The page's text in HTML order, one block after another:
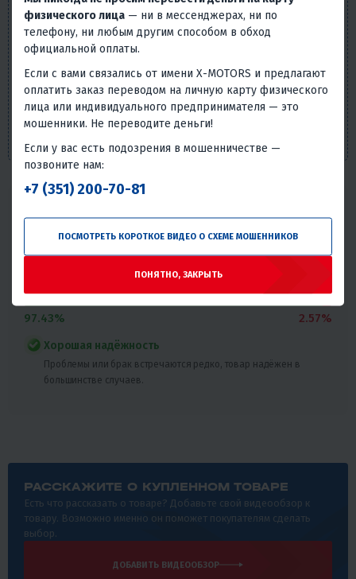
характеристики могут изменяться производителем без
предварительных уведомлений. Описание носит
справочно-ознакомительный характер и не может
служить основанием для претензий. Вся представленная
на сайте информация, касающаяся технических
характеристик, наличия на складе, стоимости товаров,
носит информационный характер и ни при каких
условиях не является публичной офертой, определяемой
положениями п. 2 ст. 437 Гражданского кодекса РФ.
покупателей и количестве обращений в сервис с этим
97.43% 2.57%
Хорошая надёжность
Проблемы или брак встречаются редко, товар надёжен в
большинстве случаев.
РАССКАЖИТЕ О КУПЛЕННОМ ТОВАРЕ
Есть что рассказать о товаре? Добавьте свой видеообзор к
товару. Возможно именно он поможет покупателям сделать
выбор.
ДОБАВИТЬ ВИДЕООБЗОР
физического лица — ни в мессенджерах, ни по
телефону, ни любым другим способом в обход
официальной оплаты.
Если с вами связались от имени X-MOTORS и предлагают
оплатить заказ переводом на личную карту физического
лица или индивидуального предпринимателя — это
мошенники. Не переводите деньги!
Если у вас есть подозрения в мошенничестве —
позвоните нам:
+7 (351) 200-70-81
ПОСМОТРЕТЬ КОРОТКОЕ ВИДЕО О СХЕМЕ МОШЕННИКОВ
ПОНЯТНО, ЗАКРЫТЬ